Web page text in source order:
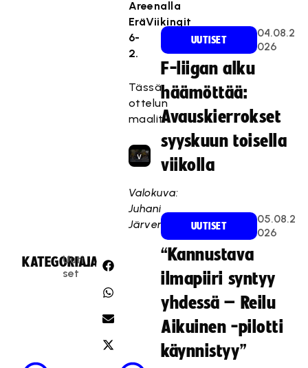
Areenalla
EräViikingit
6-
2.
Tässä
ottelun
maalit:
y
o
k
a
s
v
t
ii
i
Valokuva:
Juhani
Järvenpää
KATEGORIA:
Uuti
set
JAA:
UUTISET
04.08.2
026
F-liigan alku
häämöttää:
Avauskierrokset
syyskuun toisella
viikolla
UUTISET
05.08.2
026
“Kannustava
ilmapiiri syntyy
yhdessä – Reilu
Aikuinen -pilotti
käynnistyy”